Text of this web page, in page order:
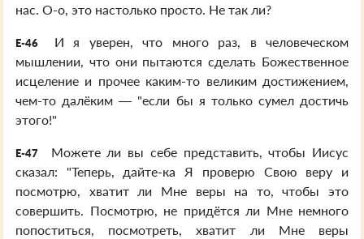
нас. О-о, это настолько просто. Не так ли?
E-46
И я уверен, что много раз, в человеческом
мышлении, что они пытаются сделать Божественное
исцеление и прочее каким-то великим достижением,
чем-то далёким — "если бы я только сумел достичь
этого!"
E-47
Можете ли вы себе представить, чтобы Иисус
сказал: "Теперь, дайте-ка Я проверю Свою веру и
посмотрю, хватит ли Мне веры на то, чтобы это
совершить. Посмотрю, не придётся ли Мне немного
попоститься, посмотреть, хватит ли Мне веры